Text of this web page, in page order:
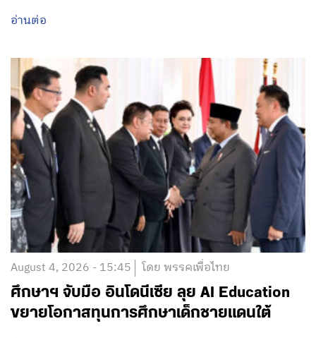
อ่านต่อ
August 4, 2026 - 15:45 โดย พรรคเพื่อไทย
ศึกษาฯ จับมือ อินโดนีเซีย ลุย AI Education
ขยายโอกาสทุนการศึกษาเด็กชายแดนใต้